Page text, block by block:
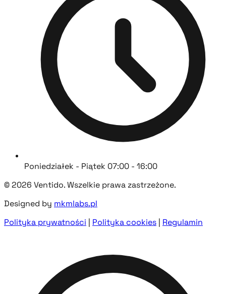
Poniedziałek - Piątek 07:00 - 16:00
© 2026 Ventido. Wszelkie prawa zastrzeżone.
Designed by mkmlabs.pl
Polityka prywatności | Polityka cookies | Regulamin